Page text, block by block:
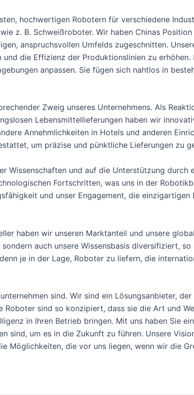
hochwertigen Robotern für verschiedene
z. B. Schweißroboter. Wir haben Chinas
anspruchsvollen Umfelds zugeschnitten.
die Effizienz der Produktionslinien zu
anpassen. Sie fügen sich nahtlos in
Zweig unseres Unternehmens. Als
Lebensmittellieferungen haben wir
Annehmlichkeiten in Hotels und anderen
um präzise und pünktliche Lieferungen zu
Wissenschaften und auf die Unterstützung durch
Fortschritten, was uns in der
und unser Engagement, die einzigartigen
haben wir unseren Marktanteil und unsere
auch unsere Wissensbasis diversifiziert, so
je in der Lage, Roboter zu liefern, die
sind. Wir sind ein Lösungsanbieter,
sind so konzipiert, dass sie die Art und
in Ihren Betrieb bringen. Mit uns haben Sie
sind, um es in die Zukunft zu führen. Unsere
Möglichkeiten, die vor uns liegen, wenn wir die